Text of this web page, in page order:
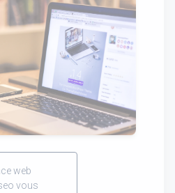
web
vous